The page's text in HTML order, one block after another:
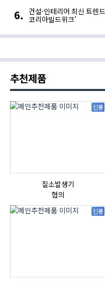
건설·인테리어 최신 트렌
코리아빌드위크’
추천제품
신품
질소발생기
협의
신품